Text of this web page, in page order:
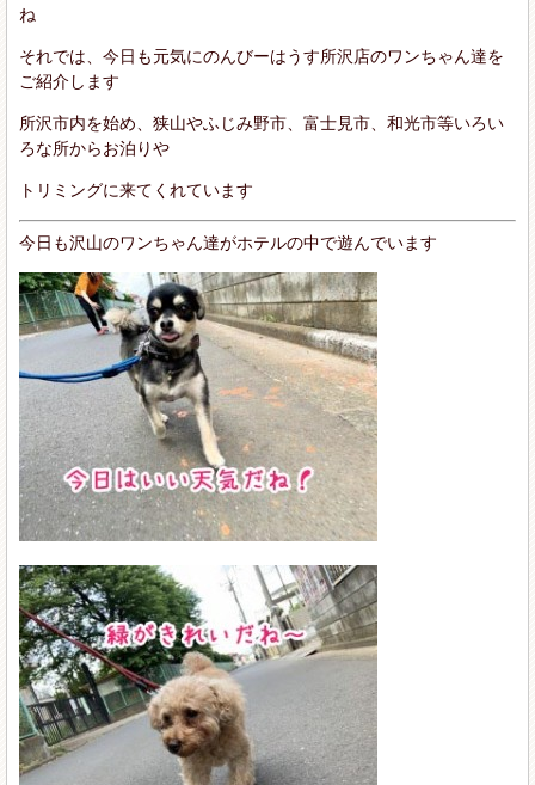
ね
それでは、今日も元気にのんびーはうす所沢店のワンちゃん達を
ご紹介します
所沢市内を始め、狭山やふじみ野市、富士見市、和光市等いろい
ろな所からお泊りや
トリミングに来てくれています
今日も沢山のワンちゃん達がホテルの中で遊んでいます